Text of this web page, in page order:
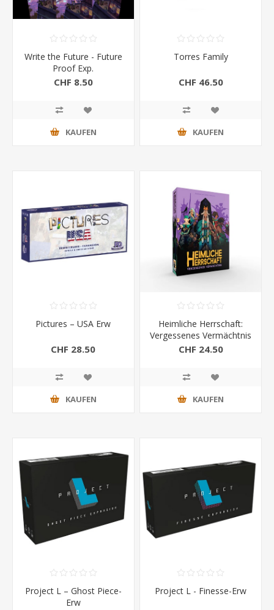
Write the Future - Future
Proof Exp.
CHF 8.50
KAUFEN
Torres Family
CHF 46.50
KAUFEN
Pictures – USA Erw
CHF 28.50
KAUFEN
Heimliche Herrschaft:
Vergessenes Vermächtnis
Erw.
CHF 24.50
KAUFEN
Project L – Ghost Piece-
Erw
Project L - Finesse-Erw